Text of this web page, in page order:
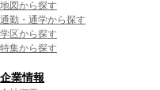
地図から探す
通勤・通学から探す
学区から探す
特集から探す
企業情報